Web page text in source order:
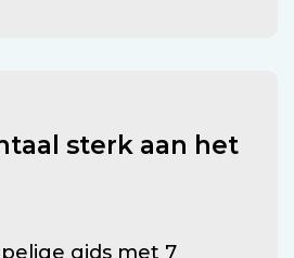
sterk aan het
gids met 7